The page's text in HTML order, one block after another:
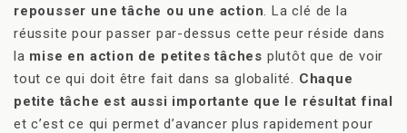
repousser une tâche ou une action. La clé de la
réussite pour passer par-dessus cette peur réside dans
la mise en action de petites tâches plutôt que de voir
tout ce qui doit être fait dans sa globalité. Chaque
petite tâche est aussi importante que le résultat final
et c’est ce qui permet d’avancer plus rapidement pour